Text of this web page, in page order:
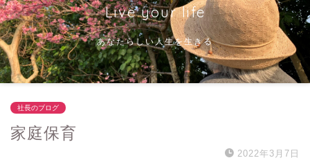
Live your life
あなたらしい人生を生きる
社長のブログ
家庭保育
2022年3月7日